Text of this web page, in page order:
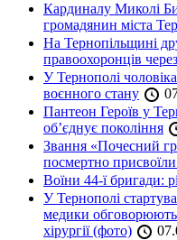
Кардиналу Миколі
громадянин міста
На Тернопільщині
правоохоронців через
У Тернополі
воєнного стану
Пантеон Героїв у
об’єднує покоління
Звання «Почесний
посмертно
Воїни 44-ї бригади:
У Тернополі
медики обговорюють
хірургії (фото)